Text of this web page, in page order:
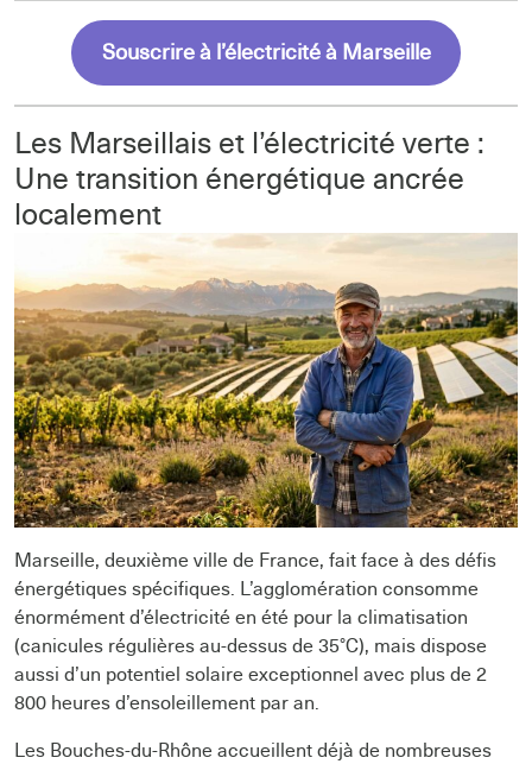
Souscrire à l’électricité à Marseille
Les Marseillais et l’électricité verte :
Une transition énergétique ancrée
localement
Marseille, deuxième ville de France, fait face à des défis
énergétiques spécifiques. L’agglomération consomme
énormément d’électricité en été pour la climatisation
(canicules régulières au-dessus de 35°C), mais dispose
aussi d’un potentiel solaire exceptionnel avec plus de 2
800 heures d’ensoleillement par an.
Les Bouches-du-Rhône accueillent déjà de nombreuses